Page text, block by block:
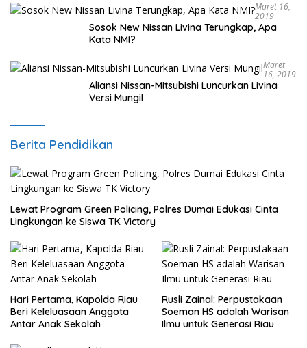
Maret 16,
2019
Sosok New Nissan Livina Terungkap, Apa
Kata NMI?
Maret
16, 2019
Aliansi Nissan-Mitsubishi Luncurkan Livina
Versi Mungil
Berita Pendidikan
Lewat Program Green Policing, Polres Dumai Edukasi Cinta
Lingkungan ke Siswa TK Victory
Hari Pertama, Kapolda Riau
Beri Keleluasaan Anggota
Antar Anak Sekolah
Rusli Zainal: Perpustakaan
Soeman HS adalah Warisan
Ilmu untuk Generasi Riau